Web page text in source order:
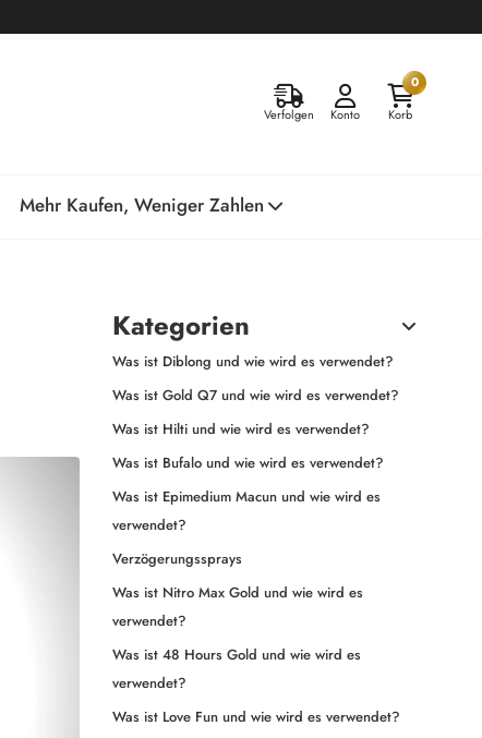
Verfolgen Konto
0
Korb
Mehr Kaufen, Weniger Zahlen
Kategorien
Was ist Diblong und wie wird es verwendet?
Was ist Gold Q7 und wie wird es verwendet?
Was ist Hilti und wie wird es verwendet?
Was ist Bufalo und wie wird es verwendet?
Was ist Epimedium Macun und wie wird es
verwendet?
Verzögerungssprays
Was ist Nitro Max Gold und wie wird es
verwendet?
Was ist 48 Hours Gold und wie wird es
verwendet?
Was ist Love Fun und wie wird es verwendet?